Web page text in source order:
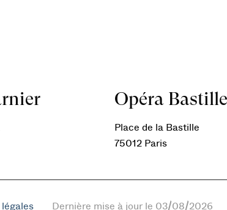
Opéra Bastille
Place de la Bastille
75012 Paris
légales Dernière mise à jour le 03/08/2026